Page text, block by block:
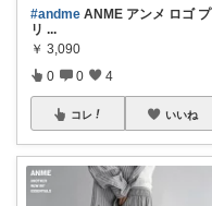
#andme ANME アンメ ロゴ プ
リ ...
￥ 3,090
0 0 4
コレ いいね